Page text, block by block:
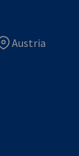
Austria